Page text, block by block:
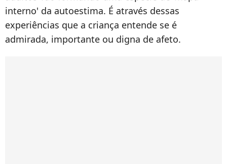
interno' da autoestima. É através dessas
experiências que a criança entende se é
admirada, importante ou digna de afeto.